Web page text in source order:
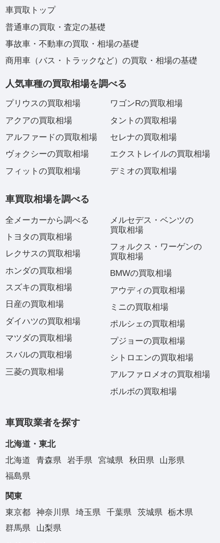
車買取トップ
普通車の買取・査定の基礎
事故車・不動車の買取・相場の基礎
商用車（バス・トラックなど）の買取・相場の基礎
人気車種の買取相場を調べる
プリウスの買取相場
アクアの買取相場
アルファードの買取相場
ヴォクシーの買取相場
フィットの買取相場
ワゴンRの買取相場
タントの買取相場
セレナの買取相場
エクストレイルの買取相場
デミオの買取相場
車買取相場を調べる
全メーカーから調べる
トヨタの買取相場
レクサスの買取相場
ホンダの買取相場
スズキの買取相場
日産の買取相場
ダイハツの買取相場
マツダの買取相場
スバルの買取相場
三菱の買取相場
メルセデス・ベンツの
買取相場
フォルクス・ワーゲンの
買取相場
BMWの買取相場
アウディの買取相場
ミニの買取相場
ポルシェの買取相場
プジョーの買取相場
シトロエンの買取相場
アルファロメオの買取相場
ボルボの買取相場
車買取業者を探す
北海道・東北
北海道
青森県 岩手県 宮城県 秋田県
山形県
福島県
関東
東京都
神奈川県 埼玉県 千葉県 茨城県
栃木県
群馬県
山梨県